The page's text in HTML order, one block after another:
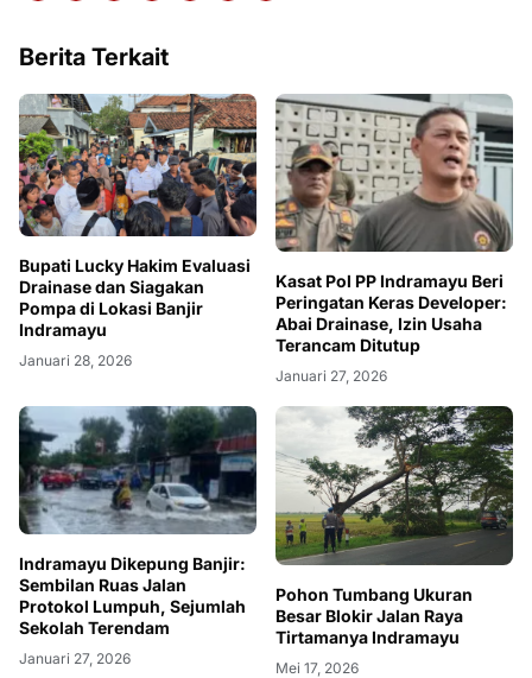
Berita Terkait
Bupati Lucky Hakim Evaluasi
Drainase dan Siagakan
Pompa di Lokasi Banjir
Indramayu
Januari 28, 2026
Kasat Pol PP Indramayu Beri
Peringatan Keras Developer:
Abai Drainase, Izin Usaha
Terancam Ditutup
Januari 27, 2026
Indramayu Dikepung Banjir:
Sembilan Ruas Jalan
Protokol Lumpuh, Sejumlah
Sekolah Terendam
Januari 27, 2026
Pohon Tumbang Ukuran
Besar Blokir Jalan Raya
Tirtamanya Indramayu
Mei 17, 2026